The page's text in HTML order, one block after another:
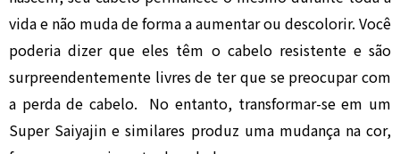
vida e não muda de forma a aumentar ou descolorir. Você
poderia dizer que eles têm o cabelo resistente e são
surpreendentemente livres de ter que se preocupar com
a perda de cabelo. No entanto, transformar-se em um
Super Saiyajin e similares produz uma mudança na cor,